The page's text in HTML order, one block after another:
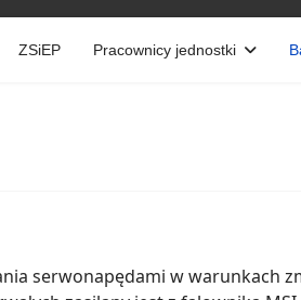
ZSiEP Pracownicy jednostki
serwonapędami w warunkach